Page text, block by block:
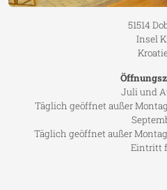
51514
Insel
Juli und
Täglich geöffnet außer
Täglich geöffnet außer
Eintritt